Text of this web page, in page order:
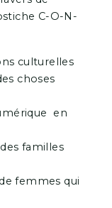
C-O-N-
culturelles
choses
en
familles
femmes qui